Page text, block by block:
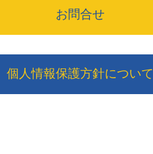
お問合せ
個人情報保護方針について